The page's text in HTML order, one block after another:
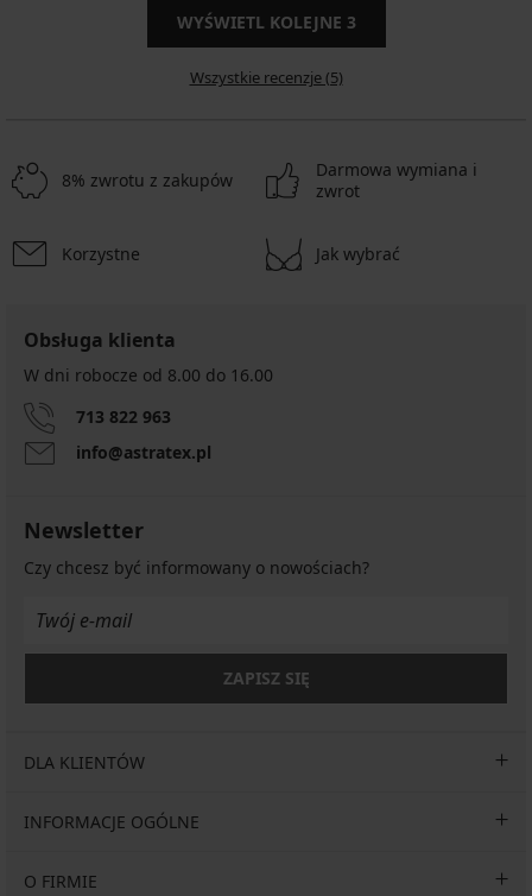
WYŚWIETL KOLEJNE 3
Wszystkie recenzje (5)
8% zwrotu z zakupów
Darmowa wymiana i
zwrot
Korzystne Jak wybrać
Obsługa klienta
W dni robocze od 8.00 do 16.00
713 822 963
info@astratex.pl
Newsletter
Czy chcesz być informowany o nowościach?
ZAPISZ SIĘ
DLA KLIENTÓW
INFORMACJE OGÓLNE
O FIRMIE